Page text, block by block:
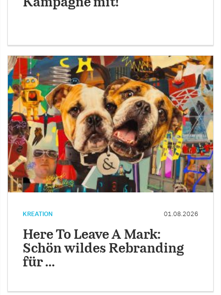
Kampagne mit!
KREATION 01.08.2026
Here To Leave A Mark:
Schön wildes Rebranding
für …